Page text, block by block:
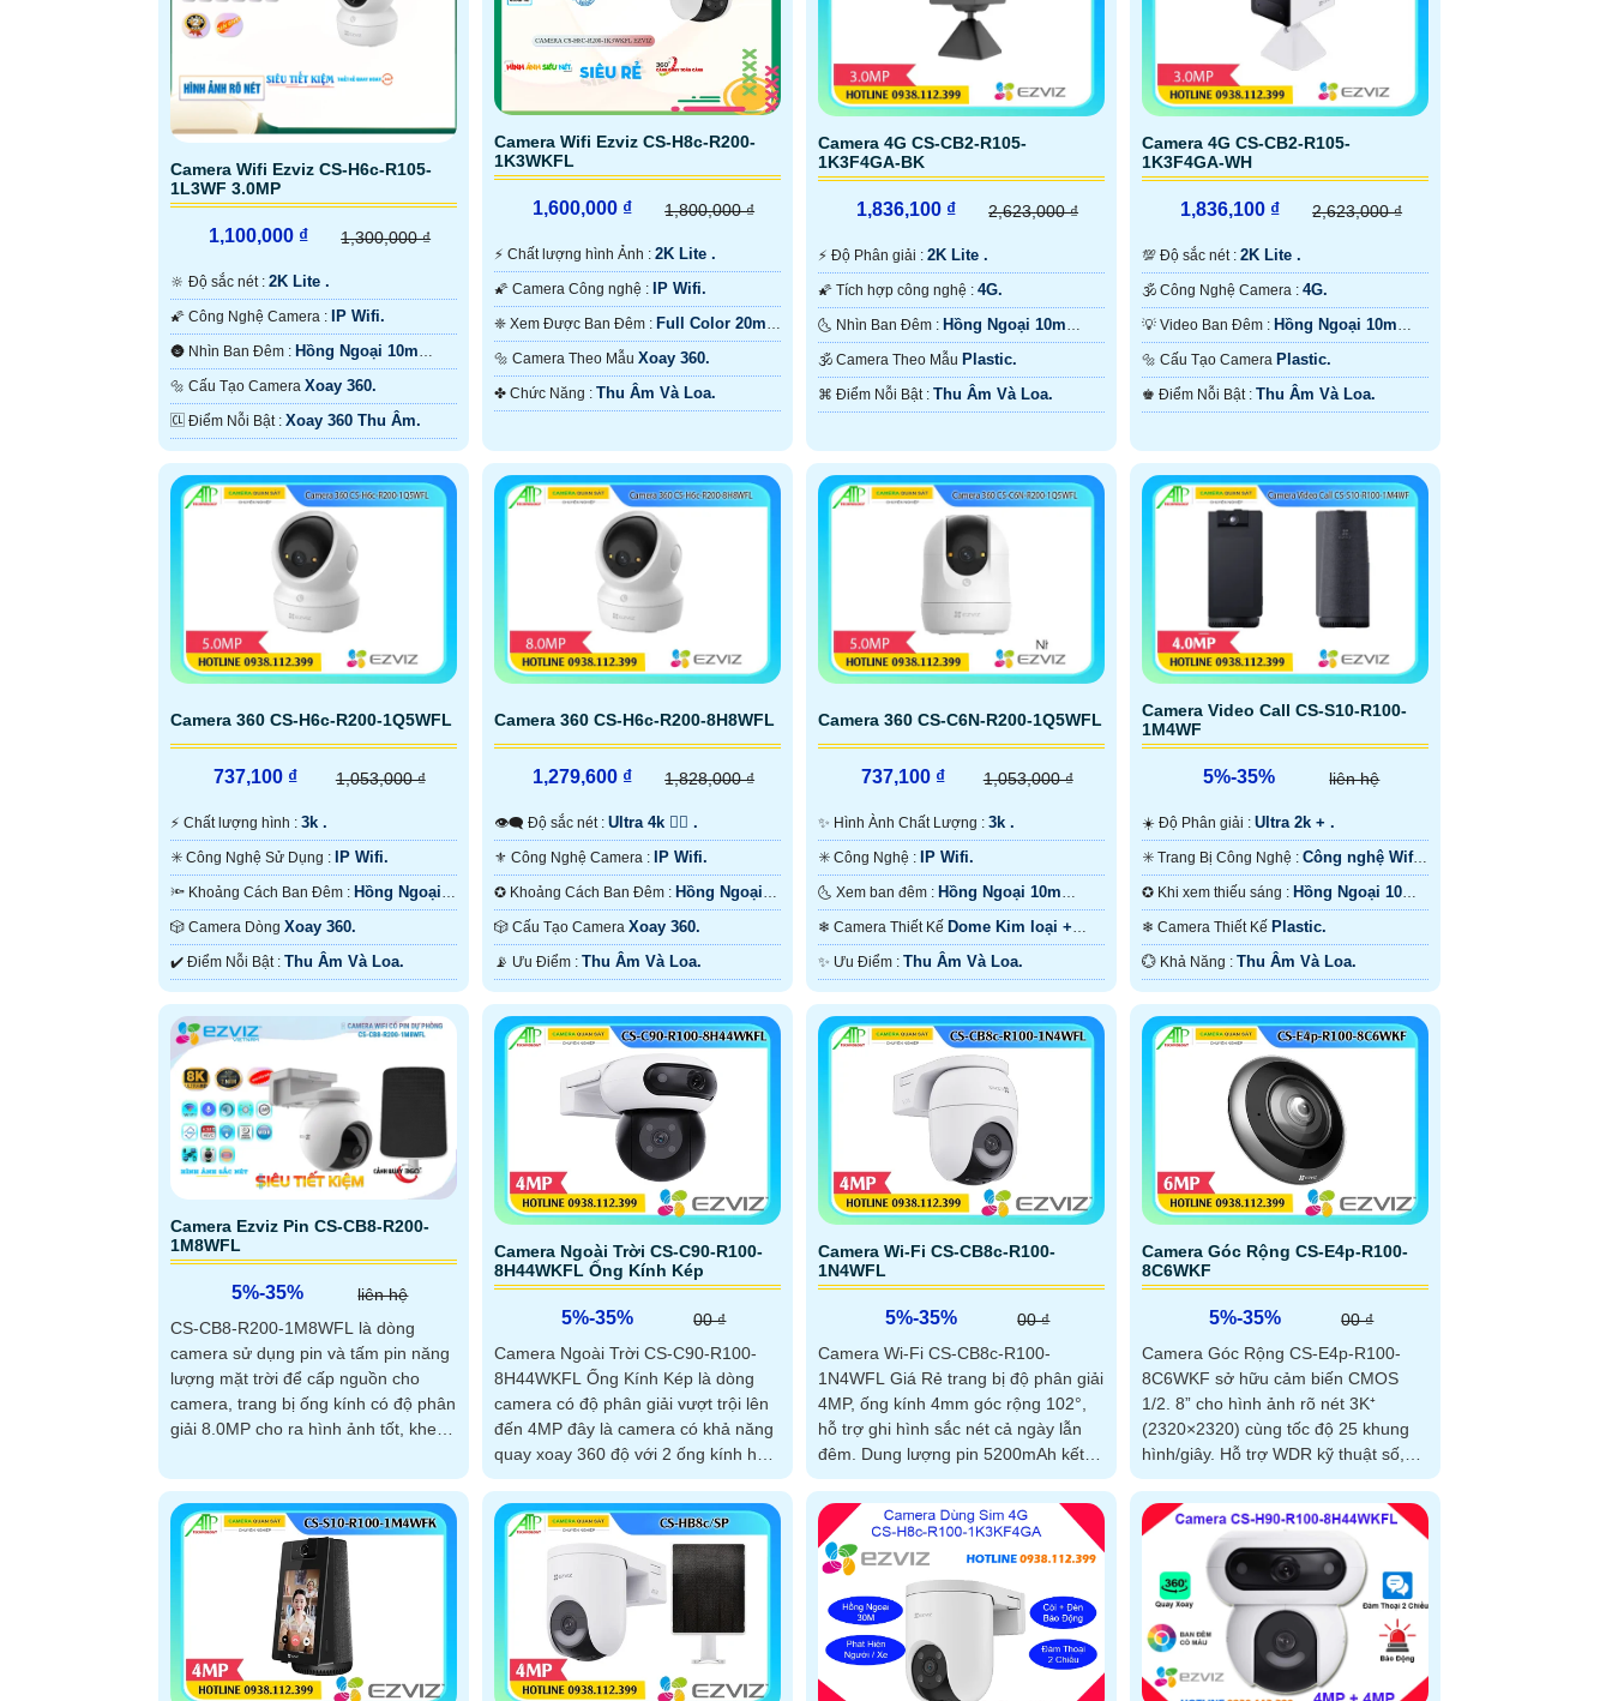
Camera Wifi Ezviz CS-H6c-R105-
1L3WF 3.0MP
1,100,000 ₫ 1,300,000 ₫
🔆 Độ sắc nét : 2K Lite .
🌠 Công Nghệ Camera : IP Wifi.
🌚 Nhìn Ban Đêm : Hồng Ngoại 10m
Hồng Ngoại Smart IR.
🔩 Cấu Tạo Camera Xoay 360.
️🆑 Điểm Nỗi Bật : Xoay 360 Thu Âm.
Camera Wifi Ezviz CS-H8c-R200-
1K3WKFL
1,600,000 ₫ 1,800,000 ₫
️⚡ Chất lượng hình Ảnh : 2K Lite .
🌠 Camera Công nghệ : IP Wifi.
❈ Xem Được Ban Đêm : Full Color 20m
Có Màu Ban Ðêm.
🔩 Camera Theo Mẫu Xoay 360.
️✤ Chức Năng : Thu Âm Và Loa.
Camera 4G CS-CB2-R105-
1K3F4GA-BK
1,836,100 ₫ 2,623,000 ₫
️⚡ Độ Phân giải : 2K Lite .
🌠 Tích hợp công nghệ : 4G.
🌜 Nhìn Ban Đêm : Hồng Ngoại 10m
Hồng Ngoại SMD.
🕉️ Camera Theo Mẫu Plastic.
️⌘ Điểm Nỗi Bật : Thu Âm Và Loa.
Camera 4G CS-CB2-R105-
1K3F4GA-WH
1,836,100 ₫ 2,623,000 ₫
💯 Độ sắc nét : 2K Lite .
🕉️ Công Nghệ Camera : 4G.
💡 Video Ban Đêm : Hồng Ngoại 10m
Nguồn Pin Sạc.
🔩 Cấu Tạo Camera Plastic.
️♚ Điểm Nỗi Bật : Thu Âm Và Loa.
Camera 360 CS-H6c-R200-1Q5WFL
737,100 ₫ 1,053,000 ₫
️⚡ Chất lượng hình : 3k .
✳️ Công Nghệ Sử Dụng : IP Wifi.
🔦 Khoảng Cách Ban Đêm : Hồng Ngoại
10m Hồng Ngoại SMD.
🎲 Camera Dòng Xoay 360.
️✔️ Điểm Nỗi Bật : Thu Âm Và Loa.
Camera 360 CS-H6c-R200-8H8WFL
1,279,600 ₫ 1,828,000 ₫
👁️‍🗨 Độ sắc nét : Ultra 4k 👍🏾 .
⚜️ Công Nghệ Camera : IP Wifi.
✪ Khoảng Cách Ban Đêm : Hồng Ngoại
10m Hồng Ngoại Smart IR.
🎲 Cấu Tạo Camera Xoay 360.
️📡 Ưu Điểm : Thu Âm Và Loa.
Camera 360 CS-C6N-R200-1Q5WFL
737,100 ₫ 1,053,000 ₫
✨ Hình Ành Chất Lượng : 3k .
✳️ Công Nghệ : IP Wifi.
🌜 Xem ban đêm : Hồng Ngoại 10m
Hồng Ngoại SMD.
❄ Camera Thiết Kế Dome Kim loại +
Nhựa.
️✨ Ưu Điểm : Thu Âm Và Loa.
Camera Video Call CS-S10-R100-
1M4WF
5%-35% liên hệ
☀️ Độ Phân giải : Ultra 2k + .
✳️ Trang Bị Công Nghệ : Công nghệ Wifi
6.
✪ Khi xem thiếu sáng : Hồng Ngoại 10m
Công Nghệ Chuyên Dụng.
❄ Camera Thiết Kế Plastic.
️💮 Khả Năng : Thu Âm Và Loa.
Camera Ezviz Pin CS-CB8-R200-
1M8WFL
5%-35%
liên hệ
CS-CB8-R200-1M8WFL là dòng
camera sử dụng pin và tấm pin năng
lượng mặt trời để cấp nguồn cho
camera, trang bị ống kính có độ phân
giải 8.0MP cho ra hình ảnh tốt, khe
nước IP 65
Camera Ngoài Trời CS-C90-R100-
8H44WKFL Ống Kính Kép
5%-35%
00 ₫
Camera Ngoài Trời CS-C90-R100-
8H44WKFL Ống Kính Kép là dòng
camera có độ phân giải vượt trội lên
đến 4MP đây là camera có khả năng
quay xoay 360 độ với 2 ống kính hổ
trợ giám sát hiệu quả hơn. Tầm nhìn
hồng ngoại ban đêm 30m kết hợp
mic-loa phát hiện người-xe bằng AI
tăng khả năng giám sát
Camera Wi-Fi CS-CB8c-R100-
1N4WFL
5%-35%
00 ₫
Camera Wi-Fi CS-CB8c-R100-
1N4WFL Giá Rẻ trang bị độ phân giải
4MP, ống kính 4mm góc rộng 102°,
hỗ trợ ghi hình sắc nét cả ngày lẫn
đêm. Dung lượng pin 5200mAh kết
hợp khả năng sạc qua tấm năng
lượng mặt trời giúp hoạt động ổn
định ngoài trời, tầm quan sát từ 15m
đến 20m
Camera Góc Rộng CS-E4p-R100-
8C6WKF
5%-35%
00 ₫
Camera Góc Rộng CS-E4p-R100-
8C6WKF sở hữu cảm biến CMOS
1/2. 8” cho hình ảnh rõ nét 3K⁺
(2320×2320) cùng tốc độ 25 khung
hình/giây. Hỗ trợ WDR kỹ thuật số,
DNR 3D, phạm vi hồng...